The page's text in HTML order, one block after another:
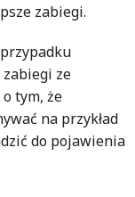
zabiegi.
ze
tym, że
na przykład
do pojawienia